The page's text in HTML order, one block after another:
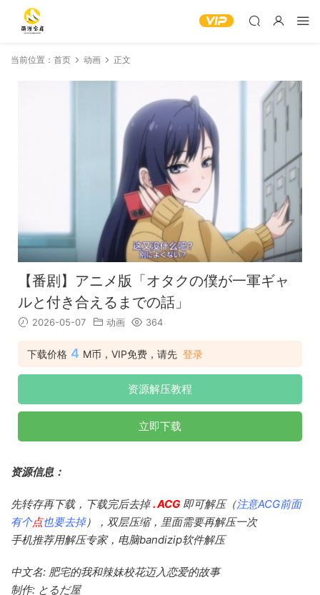
当前位置： 首页 动画 正文
【番剧】アニメ版「オタクの僕が一軍ギャ
ルと付き合えるまでの話」
2026-05-07 动画 364
下载价格 4 M币，VIP免费，请先 登录
资源解压教程
立即下载
资源信息：
先转存再下载，下载完后去掉. ACG 即可解压（注意ACG前面
有个点也要去掉），双层压缩，里面需要再解压一次
手机推荐用解压专家，电脑bandizip软件解压
中文名: 肥宅的我和辣妹校花迈入恋爱的故事
制作: とるだ屋